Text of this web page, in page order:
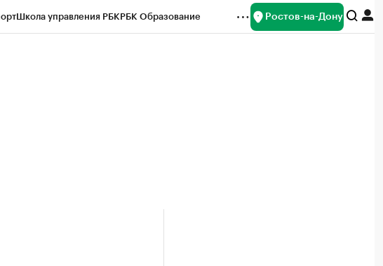
Школа управления РБКРБК Образование Ростов-на-Дону